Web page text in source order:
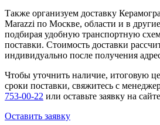
Также организуем доставку
Marazzi по Москве, области и в
подбирая удобную транспортную
поставки. Стоимость доставки
индивидуально после получения
Чтобы уточнить наличие, итоговую
сроки поставки, свяжитесь с
753-00-22 или оставьте заявку на
Оставить заявку